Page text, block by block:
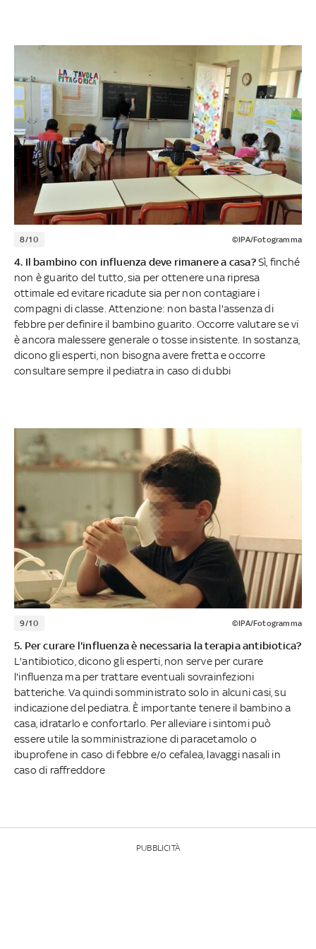
8/10 ©IPA/Fotogramma
4. Il bambino con influenza deve rimanere a casa?Sì, finché
non è guarito del tutto, sia per ottenere una ripresa
ottimale ed evitare ricadute sia per non contagiare i
compagni di classe. Attenzione: non basta l'assenza di
febbre per definire il bambino guarito. Occorre valutare se vi
è ancora malessere generale o tosse insistente. In sostanza,
dicono gli esperti, non bisogna avere fretta e occorre
consultare sempre il pediatra in caso di dubbi
9/10 ©IPA/Fotogramma
5. Per curare l'influenza è necessaria la terapia antibiotica?
L'antibiotico, dicono gli esperti, non serve per curare
l'influenza ma per trattare eventuali sovrainfezioni
batteriche. Va quindi somministrato solo in alcuni casi, su
indicazione del pediatra. È importante tenere il bambino a
casa, idratarlo e confortarlo. Per alleviare i sintomi può
essere utile la somministrazione di paracetamolo o
ibuprofene in caso di febbre e/o cefalea, lavaggi nasali in
caso di raffreddore
PUBBLICITÀ